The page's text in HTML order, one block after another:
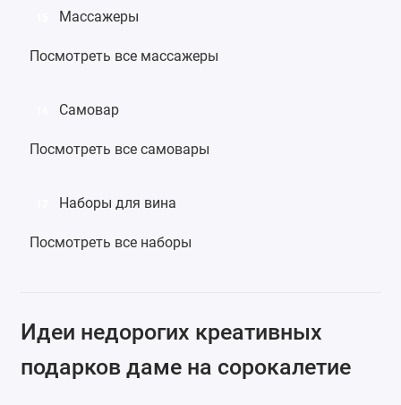
Массажеры
Посмотреть все массажеры
Самовар
Посмотреть все самовары
Наборы для вина
Посмотреть все наборы
Идеи недорогих креативных
подарков даме на сорокалетие